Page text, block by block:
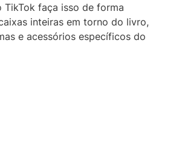
TikTok faça isso de forma
inteiras em torno do livro,
e acessórios específicos do